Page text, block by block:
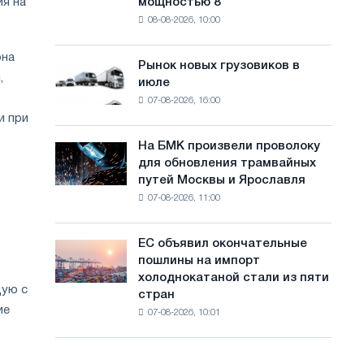
й
на
при
с
фотоэлектрическую
МВт
целей
обезуглероживания
мощностью 8
08-08-2026, 10:00
Рынок
новых
грузовиков
Рынок новых грузовиков в
июле
07-08-2026, 16:00
На
БМК
произвели
трамвайных
путей
На БМК произвели проволоку
для обновления трамвайных
путей Москвы и Ярославля
07-08-2026, 11:00
объявил
окончательные
ЕС объявил окончательные
пошлины на импорт
холоднокатаной стали из пяти
стран
07-08-2026, 10:01